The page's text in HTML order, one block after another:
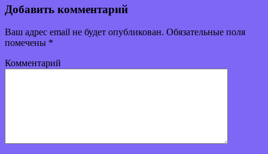
Добавить комментарий
Ваш адрес email не будет опубликован. Обязательные поля
помечены *
Комментарий